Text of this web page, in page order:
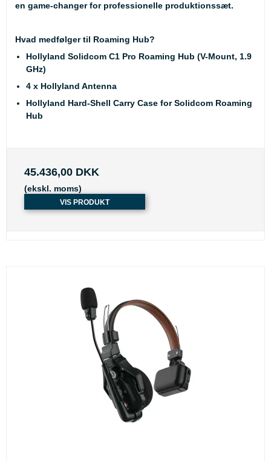
en game-changer for professionelle produktionssæt.
Hvad medfølger til Roaming Hub?
Hollyland Solidcom C1 Pro Roaming Hub (V-Mount, 1.9
GHz)
4 x Hollyland Antenna
Hollyland Hard-Shell Carry Case for Solidcom Roaming
Hub
45.436,00 DKK
(ekskl. moms)
VIS PRODUKT